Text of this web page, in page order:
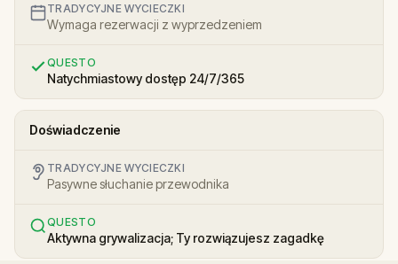
TRADYCYJNE WYCIECZKI
Wymaga rezerwacji z wyprzedzeniem
QUESTO
Natychmiastowy dostęp 24/7/365
Doświadczenie
TRADYCYJNE WYCIECZKI
Pasywne słuchanie przewodnika
QUESTO
Aktywna grywalizacja; Ty rozwiązujesz zagadkę